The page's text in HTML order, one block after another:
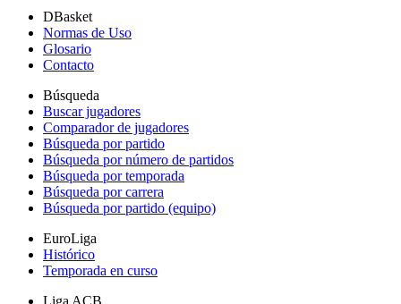
DBasket
Normas de Uso
Glosario
Contacto
Búsqueda
Buscar jugadores
Comparador de jugadores
Búsqueda por partido
Búsqueda por número de partidos
Búsqueda por temporada
Búsqueda por carrera
Búsqueda por partido (equipo)
EuroLiga
Histórico
Temporada en curso
Liga ACB